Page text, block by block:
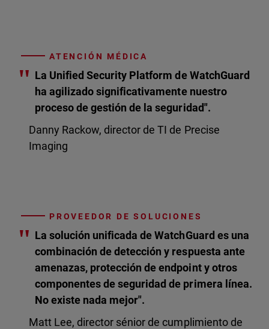
ATENCIÓN MÉDICA
" La Unified Security Platform de WatchGuard
ha agilizado significativamente nuestro
proceso de gestión de la seguridad".
Danny Rackow, director de TI de Precise
Imaging
PROVEEDOR DE SOLUCIONES
" La solución unificada de WatchGuard es una
combinación de detección y respuesta ante
amenazas, protección de endpoint y otros
componentes de seguridad de primera línea.
No existe nada mejor".
Matt Lee, director sénior de cumplimiento de